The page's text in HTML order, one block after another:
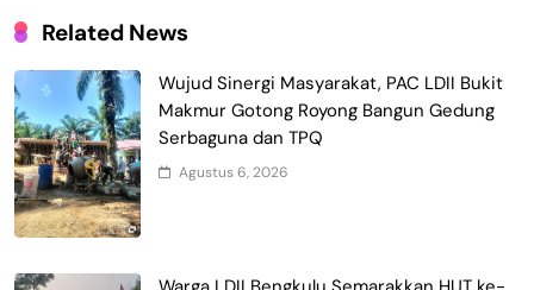
Related News
Wujud Sinergi Masyarakat, PAC LDII Bukit
Makmur Gotong Royong Bangun Gedung
Serbaguna dan TPQ
Agustus 6, 2026